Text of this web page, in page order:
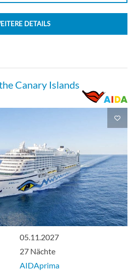
Comfort-[KV]
DETAILS
Canary Islands
05.11.2027
27 Nächte
AIDAprima